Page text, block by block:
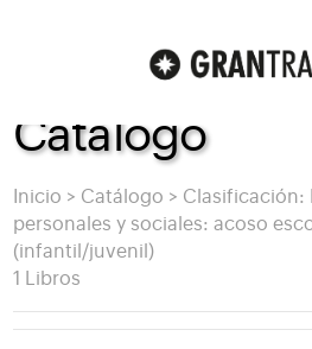
Catálogo
Inicio > Catálogo > Clasificación:
personales y sociales: acoso
(infantil/juvenil)
1 Libros